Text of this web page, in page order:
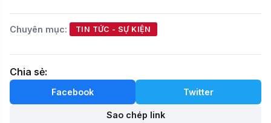
Chuyên mục: TIN TỨC - SỰ KIỆN
Chia sẻ:
Facebook Twitter
Sao chép link